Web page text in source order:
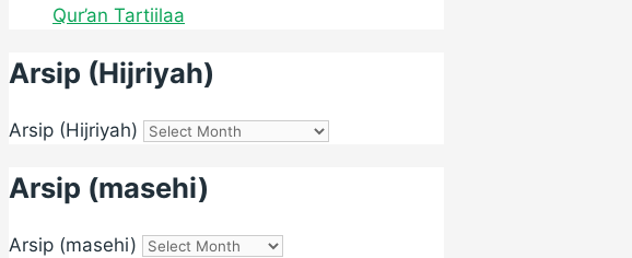
Qur’an Tartiilaa
Arsip (Hijriyah)
Arsip (Hijriyah)
Arsip (masehi)
Arsip (masehi)